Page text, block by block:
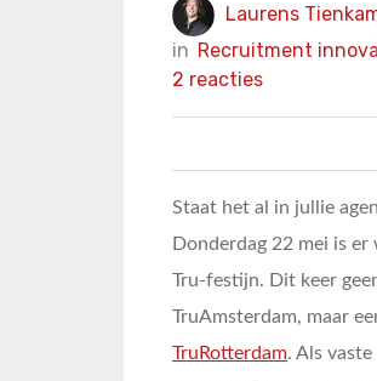
Laurens
in Recruitment
2 reacties
Staat het al in jullie
Donderdag 22 mei is er
Tru-festijn. Dit keer
TruAmsterdam, maar
TruRotterdam. Als